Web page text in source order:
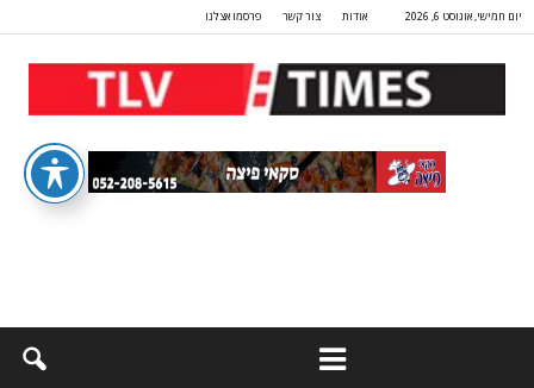
יום חמישי, אוגוסט 6, 2026 אודות צור קשר פרסמו אצלנו